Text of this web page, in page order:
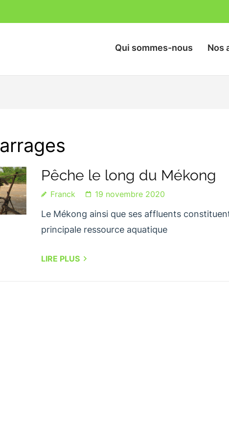
Enfants des Rizières
Qui sommes-nous Nos
Pêche le long du Mékong
Franck 19 novembre 2020
Le Mékong ainsi que ses affluents
principale ressource aquatique
LIRE PLUS